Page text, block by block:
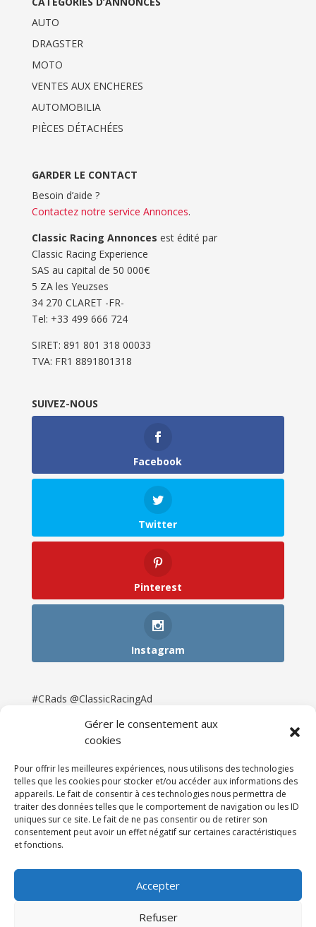
Gérer le consentement aux
cookies
Pour offrir les meilleures expériences, nous utilisons des technologies
telles que les cookies pour stocker et/ou accéder aux informations des
appareils. Le fait de consentir à ces technologies nous permettra de
traiter des données telles que le comportement de navigation ou les ID
uniques sur ce site. Le fait de ne pas consentir ou de retirer son
consentement peut avoir un effet négatif sur certaines caractéristiques
et fonctions.
Accepter
Refuser
AUTO
DRAGSTER
MOTO
VENTES AUX ENCHERES
AUTOMOBILIA
PIÈCES DÉTACHÉES
GARDER LE CONTACT
Besoin d’aide ?
Contactez notre service Annonces.
Classic Racing Annonces est édité par
Classic Racing Experience
SAS au capital de 50 000€
5 ZA les Yeuzses
34 270 CLARET -FR-
Tel: ‭+33 499 666 724‬
SIRET: 891 801 318 00033
TVA: FR1 8891801318
SUIVEZ-NOUS
Facebook
Twitter
Pinterest
Instagram
#CRads @ClassicRacingAd
Newsletter & Presse
Partenaires
Tarifs
Espace Client